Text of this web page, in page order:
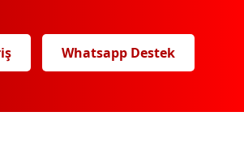
Whatsapp Destek